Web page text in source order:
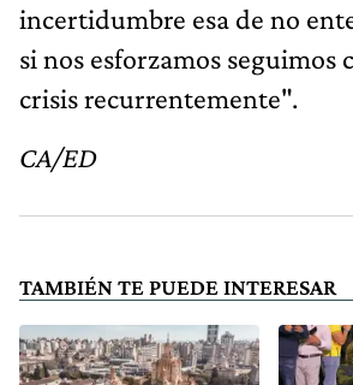
incertidumbre esa de no
si nos esforzamos seguimos
crisis recurrentemente".
CA/ED
TAMBIÉN TE PUEDE INTERESAR